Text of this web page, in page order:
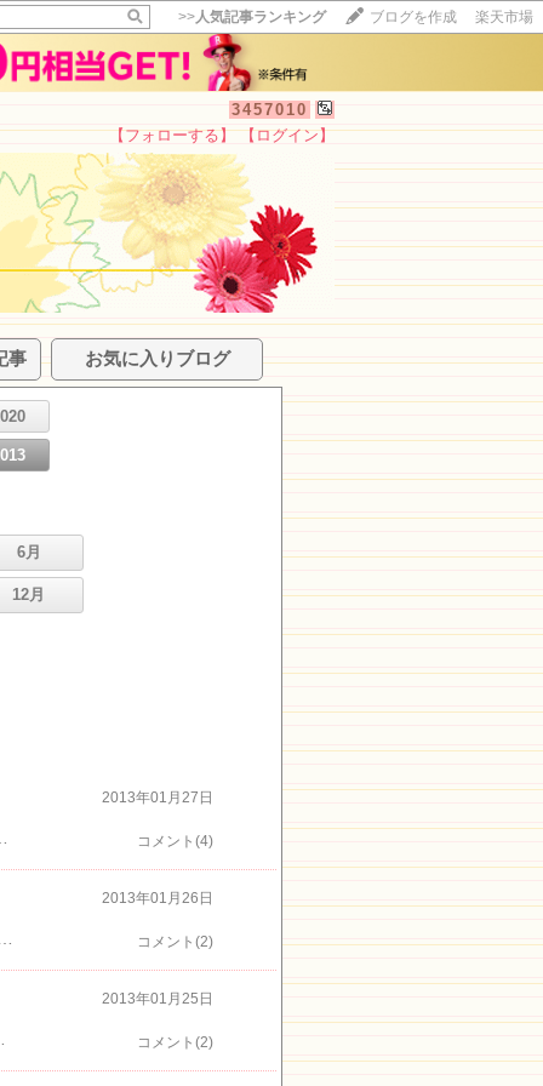
>>人気記事ランキング ブログを作成 楽天市場
3457010
【フォローする】 【ログイン】
事 お気に入りブログ
6月
12月
2013年01月27日
コメント(4)
2013年01月26日
コメント(2)
2013年01月25日
コメント(2)